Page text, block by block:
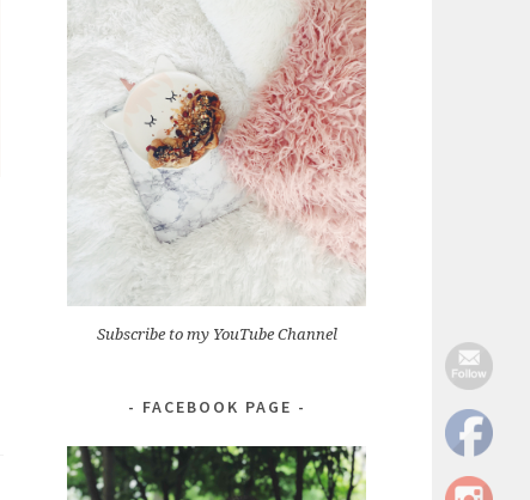
Subscribe to my YouTube Channel
FACEBOOK PAGE